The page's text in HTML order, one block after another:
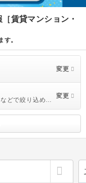
賃貸マンション・
。
変更
どで絞り込めま
変更